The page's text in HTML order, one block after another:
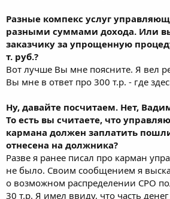
Разные компекс услуг
разными суммами дохода. Или
заказчику за упрощенную
т. руб.?
Вот лучше Вы мне поясните. Я вел
Вы мне в ответ про 300 т.р. - где
Ну, давайте посчитаем. Нет,
То есть вы считаете, что
кармана должен заплатить
отнесена на должника?
Разве я ранее писал про карман
не было. Своим сообщением я
о возможном распределении СРО
30 т.р. Я имел ввиду, что часть